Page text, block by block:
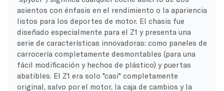
asientos con énfasis en el rendimiento o la apariencia
listos para los deportes de motor. El chasis fue
diseñado especialmente para el Z1 y presenta una
serie de características innovadoras: como paneles de
carrocería completamente desmontables (para una
fácil modificación y hechos de plástico) y puertas
abatibles. El Z1 era solo "casi" completamente
original, salvo por el motor, la caja de cambios y la